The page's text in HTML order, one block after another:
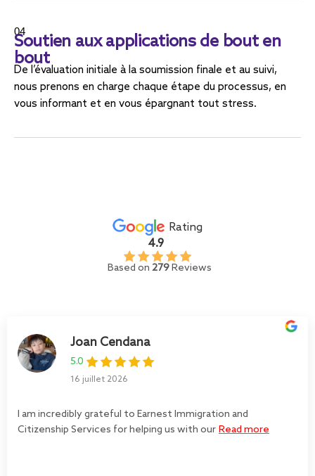
04
Soutien aux applications de bout en
bout
De l’évaluation initiale à la soumission finale et au suivi,
nous prenons en charge chaque étape du processus, en
vous informant et en vous épargnant tout stress.
Rating
4.9
Based on 279Reviews
Joan Cendana
5.0
16 juillet 2026
I am incredibly grateful to Earnest Immigration and
Citizenship Services for helping us with our Read more